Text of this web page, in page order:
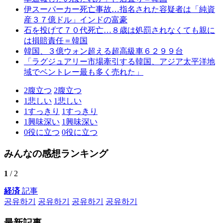
伊スーパーカー死亡事故…指名された容疑者は「純資
産３７億ドル」インドの富豪
石を投げて７０代死亡…８歳は処罰されなくても親に
は損賠責任＝韓国
韓国、３億ウォン超える超高級車６２９９台
「ラグジュアリー市場牽引する韓国、アジア太平洋地
域でベントレー最も多く売れた」
2腹立つ 2腹立つ
1悲しい 1悲しい
1すっきり 1すっきり
1興味深い 1興味深い
0役に立つ 0役に立つ
みんなの感想ランキング
1 / 2
経済記事
공유하기
공유하기 공유하기 공유하기